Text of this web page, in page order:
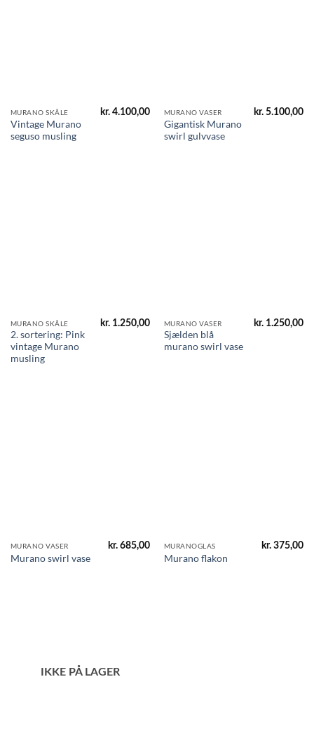
MURANO SKÅLE
Vintage Murano
seguso musling
kr. 4.100,00 MURANO VASER
Gigantisk Murano
swirl gulvvase
kr. 5.100,00
MURANO SKÅLE
2. sortering: Pink
vintage Murano
musling
kr. 1.250,00 MURANO VASER
Sjælden blå
murano swirl vase
kr. 1.250,00
MURANO VASER
Murano swirl vase
kr. 685,00 MURANOGLAS
Murano flakon
kr. 375,00
IKKE PÅ LAGER